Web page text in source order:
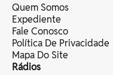
Quem Somos
Expediente
Fale Conosco
Política De Privacidade
Mapa Do Site
Rádios